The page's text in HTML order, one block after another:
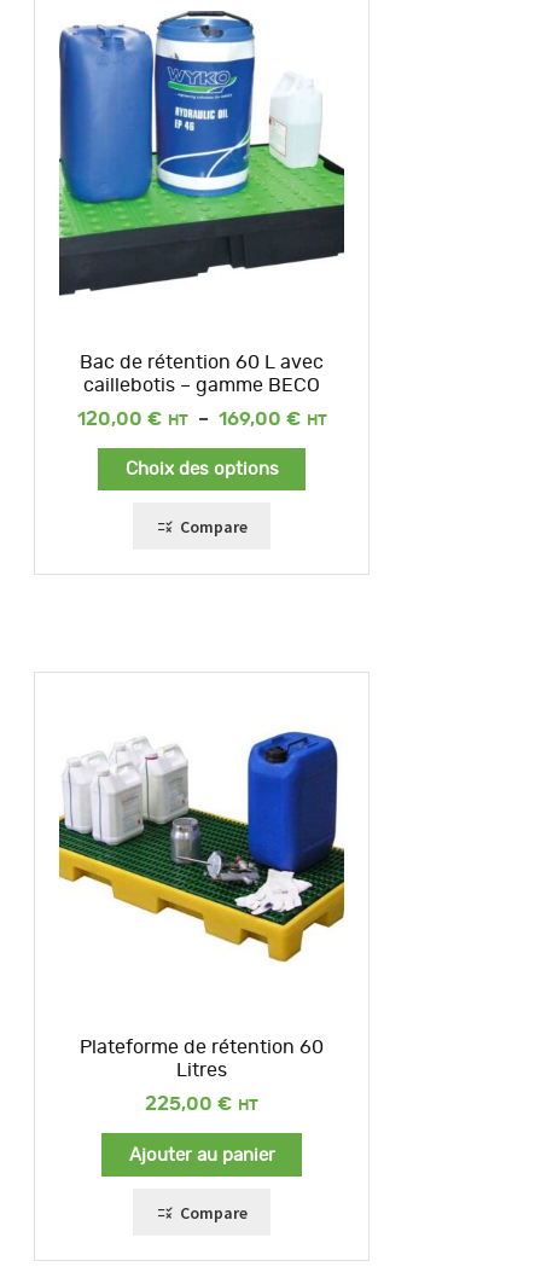
Bac de rétention 60 L avec
caillebotis – gamme BECO
120,00 € – 169,00 €
Plage
Choix des options
Compare
Plateforme de rétention 60
Litres
225,00 €
Ajouter au panier
Compare